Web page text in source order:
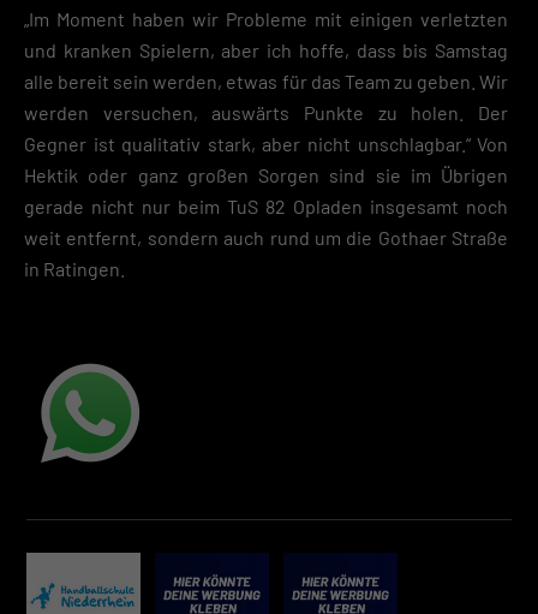
„Im Moment haben wir Probleme mit einigen verletzten
und kranken Spielern, aber ich hoffe, dass bis Samstag
alle bereit sein werden, etwas für das Team zu geben. Wir
werden versuchen, auswärts Punkte zu holen. Der
Gegner ist qualitativ stark, aber nicht unschlagbar.“Von
Hektik oder ganz großen Sorgen sind sie im Übrigen
gerade nicht nur beim TuS 82 Opladen insgesamt noch
weit entfernt, sondern auch rund um die Gothaer Straße
in Ratingen.